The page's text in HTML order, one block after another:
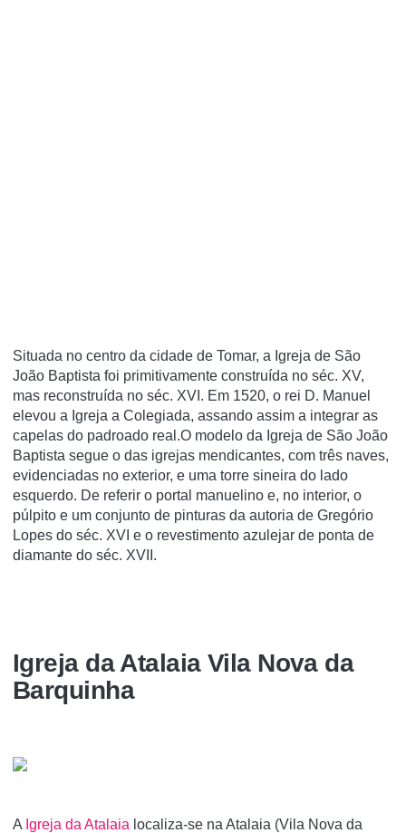
Situada no centro da cidade de Tomar, a Igreja de São
João Baptista foi primitivamente construída no séc. XV,
mas reconstruída no séc. XVI. Em 1520, o rei D. Manuel
elevou a Igreja a Colegiada, assando assim a integrar as
capelas do padroado real.O modelo da Igreja de São João
Baptista segue o das igrejas mendicantes, com três naves,
evidenciadas no exterior, e uma torre sineira do lado
esquerdo. De referir o portal manuelino e, no interior, o
púlpito e um conjunto de pinturas da autoria de Gregório
Lopes do séc. XVI e o revestimento azulejar de ponta de
diamante do séc. XVII.
Igreja da Atalaia Vila Nova da
Barquinha
A Igreja da Atalaia localiza-se na Atalaia (Vila Nova da